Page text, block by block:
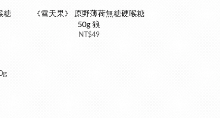
糖
《雪天果》 原野薄荷無糖硬喉糖
50g 狼
NT$49